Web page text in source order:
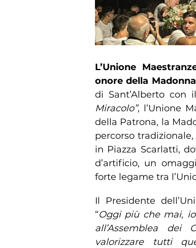
L’Unione
onore della
di Sant’Alberto con
Miracolo”, l’Unione
della Patrona, la
percorso
in Piazza Scarlatti,
d’artificio, un
forte legame tra
Il Presidente
“Oggi più che mai,
all’Assemblea
valorizzare tutti